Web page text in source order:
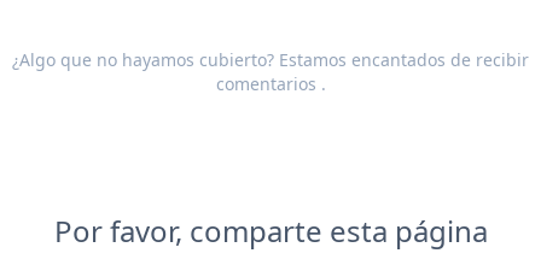
¿Algo que no hayamos cubierto? Estamos encantados de recibir
comentarios .
Por favor, comparte esta página